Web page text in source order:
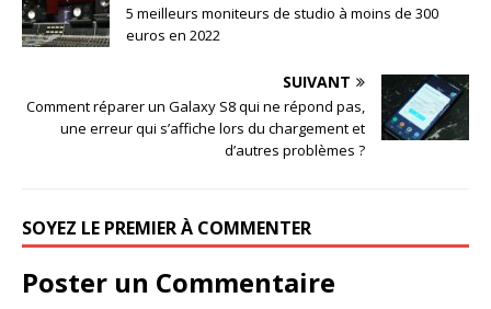
5 meilleurs moniteurs de studio à moins de 300
euros en 2022
SUIVANT
Comment réparer un Galaxy S8 qui ne répond pas,
une erreur qui s’affiche lors du chargement et
d’autres problèmes ?
SOYEZ LE PREMIER À COMMENTER
Poster un Commentaire